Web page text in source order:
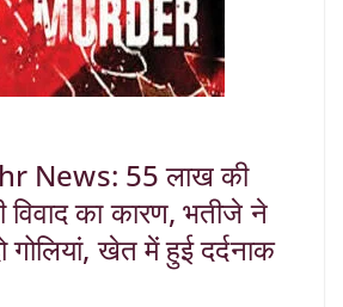
News: 55 लाख की
का कारण, भतीजे ने
गोलियां, खेत में हुई दर्दनाक